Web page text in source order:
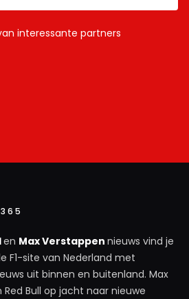
interessante partners
en Max Verstappen nieuws vind je
F1-site van Nederland met
uit binnen en buitenland. Max
Bull op jacht naar nieuwe